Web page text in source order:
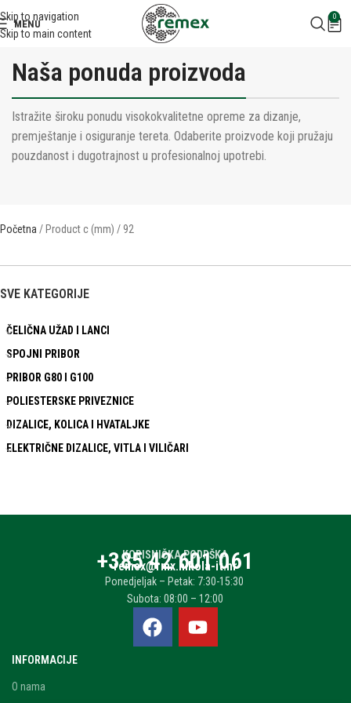
Skip to navigation
Skip to main content
MENU
0
Naša ponuda proizvoda
Istražite široku ponudu visokokvalitetne opreme za dizanje,
premještanje i osiguranje tereta. Odaberite proizvode koji pružaju
pouzdanost i dugotrajnost u profesionalnoj upotrebi.
Početna Product c (mm) 92
SVE KATEGORIJE
ČELIČNA UŽAD I LANCI
SPOJNI PRIBOR
PRIBOR G80 I G100
POLIESTERSKE PRIVEZNICE
DIZALICE, KOLICA I HVATALJKE
ELEKTRIČNE DIZALICE, VITLA I VILIČARI
KORISNIČKA PODRŠKA
+385 42 601 061
remex@rmx.nikola-it.hr
Ponedjeljak – Petak: 7:30-15:30
Subota: 08:00 – 12:00
INFORMACIJE
O nama